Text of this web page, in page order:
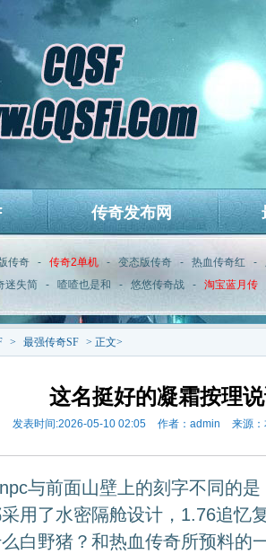
传奇发布网
传奇 - 传奇2单机 - 变态版传奇 - 热血传奇红 -
迷失简 - 喳喳也是和 - 悠悠传奇战 - 淘宝蓝月传
> 最强传奇SF > 正文>
这名挺好的凝霜按理
发表时间:2026-05-10 02:05 作者：admin 来源
与前面山壁上的刻字不同的
用了水密隔舱设计，1.76追忆
白野猪？和热血传奇所预料的